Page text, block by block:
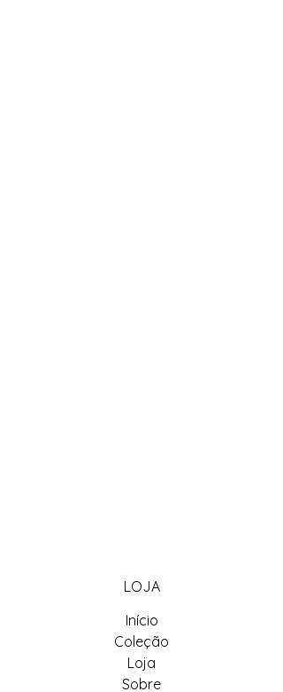
LOJA
Início
Coleção
Loja
Sobre